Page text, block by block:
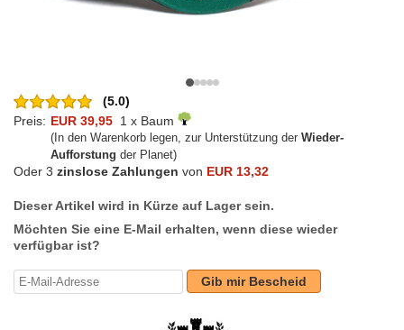
(5.0)
Preis: EUR 39,95 1 x Baum
(In den Warenkorb legen, zur Unterstützung der Wieder-
Aufforstung der Planet)
Oder 3 zinslose Zahlungen von EUR 13,32
Dieser Artikel wird in Kürze auf Lager sein.
Möchten Sie eine E-Mail erhalten, wenn diese wieder
verfügbar ist?
Gib mir Bescheid